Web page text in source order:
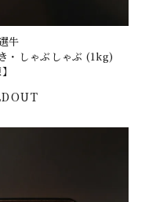
牛
・しゃぶしゃぶ (1kg)